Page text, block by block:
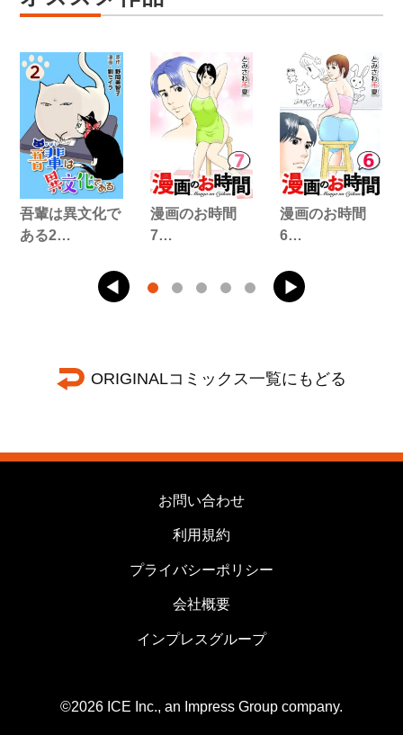
吾輩は異文化で
ある2…
漫画のお時間
7…
漫画のお時間
6…
ORIGINALコミックス一覧にもどる
お問い合わせ
利用規約
プライバシーポリシー
会社概要
インプレスグループ
©2026 ICE Inc., an Impress Group company.